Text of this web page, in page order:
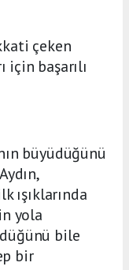
çeken
için başarılı
büyüdüğünü
ışıklarında
yola
bile
bir